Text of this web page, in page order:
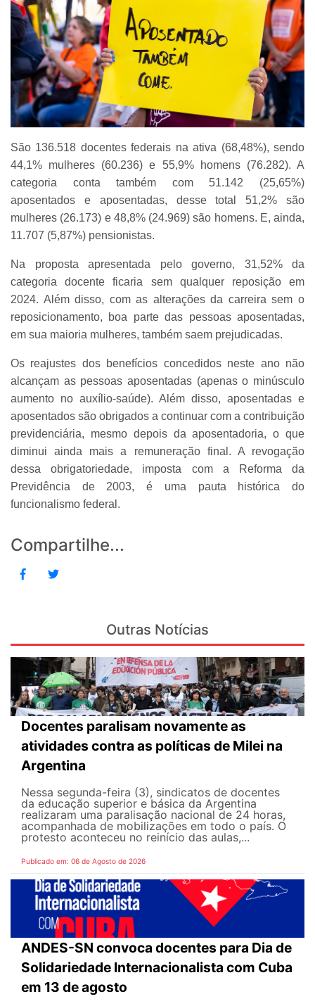
São 136.518 docentes federais na ativa (68,48%), sendo
44,1% mulheres (60.236) e 55,9% homens (76.282). A
categoria conta também com 51.142 (25,65%)
aposentados e aposentadas, desse total 51,2% são
mulheres (26.173) e 48,8% (24.969) são homens. E, ainda,
11.707 (5,87%) pensionistas.
Na proposta apresentada pelo governo, 31,52% da
categoria docente ficaria sem qualquer reposição em
2024. Além disso, com as alterações da carreira sem o
reposicionamento, boa parte das pessoas aposentadas,
em sua maioria mulheres, também saem prejudicadas.
Os reajustes dos benefícios concedidos neste ano não
alcançam as pessoas aposentadas (apenas o minúsculo
aumento no auxílio-saúde). Além disso, aposentadas e
aposentados são obrigados a continuar com a contribuição
previdenciária, mesmo depois da aposentadoria, o que
diminui ainda mais a remuneração final. A revogação
dessa obrigatoriedade, imposta com a Reforma da
Previdência de 2003, é uma pauta histórica do
funcionalismo federal.
Compartilhe...
Outras Notícias
Docentes paralisam novamente as
atividades contra as políticas de Milei na
Argentina
Nessa segunda-feira (3), sindicatos de docentes
da educação superior e básica da Argentina
realizaram uma paralisação nacional de 24 horas,
acompanhada de mobilizações em todo o país. O
protesto aconteceu no reinício das aulas,...
Publicado em: 06 de Agosto de 2026
ANDES-SN convoca docentes para Dia de
Solidariedade Internacionalista com Cuba
em 13 de agosto